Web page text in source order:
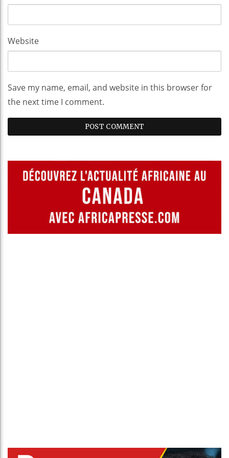
Website
Save my name, email, and website in this browser for
the next time I comment.